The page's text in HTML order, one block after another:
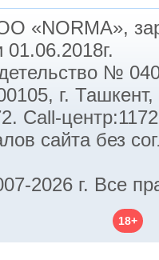
«NORMA»,
№
г.
Call-
сайта без
2026 г. Все
18+